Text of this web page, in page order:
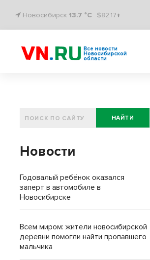
Новосибирск 13.7 °C $82.17↑
Все новости
Новосибирской
области
НАЙТИ
Новости
Годовалый ребёнок оказался
заперт в автомобиле в
Новосибирске
Всем миром: жители новосибирской
деревни помогли найти пропавшего
мальчика